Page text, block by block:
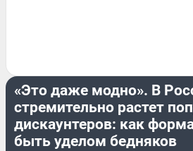
«Это даже модно». В
стремительно растет
дискаунтеров: как
быть уделом бедняков